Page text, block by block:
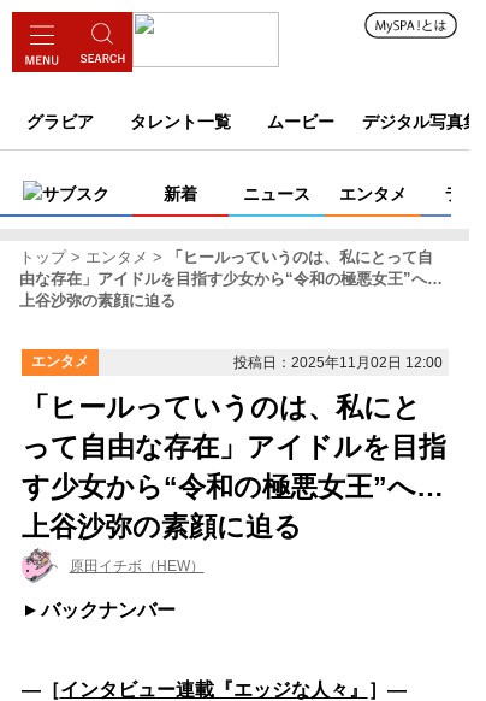
グラビア タレント一覧 ムービー デジタル写真集
サブスク 新着 ニュース エンタメ ライフ
トップ エンタメ
「ヒールっていうのは、私にとって自
由な存在」アイドルを目指す少女から“令和の極悪女王”へ…
上谷沙弥の素顔に迫る
エンタメ 投稿日：2025年11月02日 12:00
「ヒールっていうのは、私にと
って自由な存在」アイドルを目指
す少女から“令和の極悪女王”へ…
上谷沙弥の素顔に迫る
原田イチボ（HEW）
バックナンバー
―［インタビュー連載『エッジな人々』 ］―